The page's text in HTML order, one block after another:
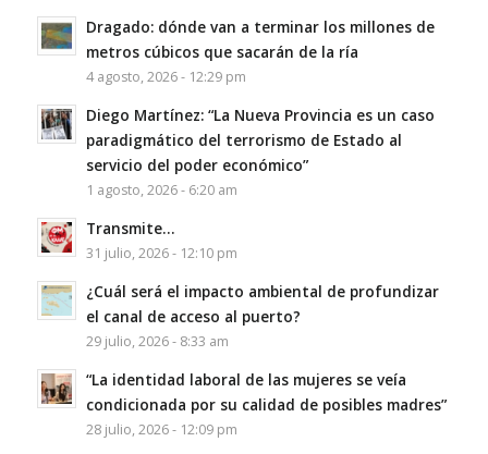
Dragado: dónde van a terminar los millones de
metros cúbicos que sacarán de la ría
4 agosto, 2026 - 12:29 pm
Diego Martínez: “La Nueva Provincia es un caso
paradigmático del terrorismo de Estado al
servicio del poder económico”
1 agosto, 2026 - 6:20 am
Transmite…
31 julio, 2026 - 12:10 pm
¿Cuál será el impacto ambiental de profundizar
el canal de acceso al puerto?
29 julio, 2026 - 8:33 am
“La identidad laboral de las mujeres se veía
condicionada por su calidad de posibles madres”
28 julio, 2026 - 12:09 pm